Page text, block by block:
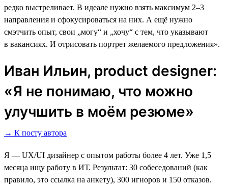
редко выстреливает. В идеале нужно взять максимум 2–3
направления и сфокусироваться на них. А ещё нужно
смэтчить опыт, свои „могу“ и „хочу“ с тем, что указывают
в вакансиях. И отрисовать портрет желаемого предложения».
Иван Ильин, product designer:
«Я не понимаю, что можно
улучшить в моём резюме»
→ К посту автора
Я — UX/UI дизайнер с опытом работы более 4 лет. Уже 1,5
месяца ищу работу в ИТ. Результат: 30 собеседований (как
правило, это ссылка на анкету), 300 игноров и 150 отказов.